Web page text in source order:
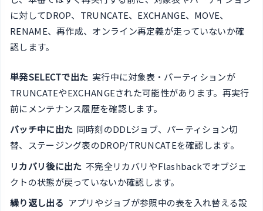
に対してDROP、TRUNCATE、EXCHANGE、MOVE、
RENAME、再作成、オンライン再定義が走っていないか確
認します。
単発SELECTで出た 実行中に対象表・パーティションが
TRUNCATEやEXCHANGEされた可能性があります。再実行
前にメンテナンス履歴を確認します。
バッチ中に出た 同時刻のDDLジョブ、パーティション切
替、ステージング表のDROP/TRUNCATEを確認します。
リカバリ後に出た 不完全リカバリやFlashbackでオブジェ
クトの状態が戻っていないか確認します。
繰り返し出る アプリやジョブが参照中の表を入れ替える設